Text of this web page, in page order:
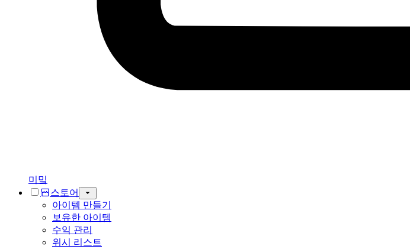
미밐
스토어
아이템 만들기
보유한 아이템
수익 관리
위시 리스트